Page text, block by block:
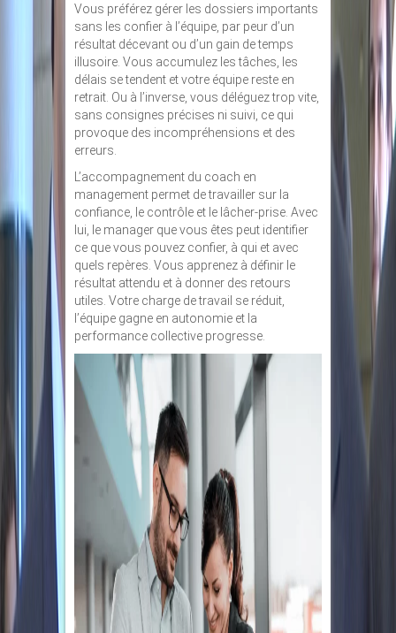
Vous préférez gérer les dossiers importants
sans les confier à l’équipe, par peur d’un
résultat décevant ou d’un gain de temps
illusoire. Vous accumulez les tâches, les
délais se tendent et votre équipe reste en
retrait. Ou à l’inverse, vous déléguez trop vite,
sans consignes précises ni suivi, ce qui
provoque des incompréhensions et des
erreurs.
L’accompagnement du coach en
management permet de travailler sur la
confiance, le contrôle et le lâcher-prise. Avec
lui, le manager que vous êtes peut identifier
ce que vous pouvez confier, à qui et avec
quels repères. Vous apprenez à définir le
résultat attendu et à donner des retours
utiles. Votre charge de travail se réduit,
l’équipe gagne en autonomie et la
performance collective progresse.